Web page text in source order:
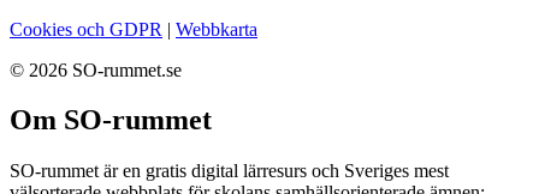
Cookies och GDPR | Webbkarta
© 2026 SO-rummet.se
Om SO-rummet
SO-rummet är en gratis digital lärresurs och Sveriges mest